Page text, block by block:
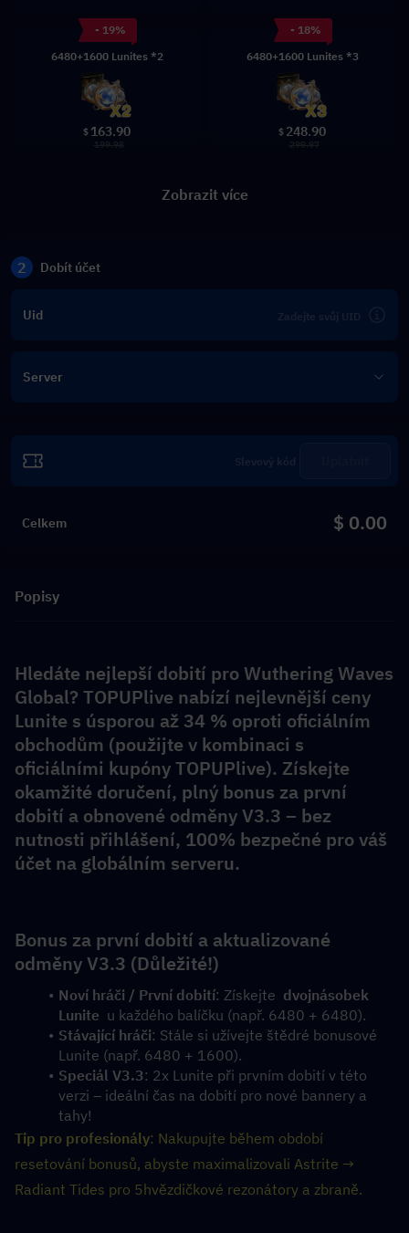
- 19%
6480+1600 Lunites *2
$ 163.90
199.98
- 18%
6480+1600 Lunites *3
$ 248.90
299.97
Zobrazit více
2 Dobít účet
Uid
Server
Celkem $ 0.00
Popisy
Hledáte nejlepší dobití pro Wuthering Waves
Global? TOPUPlive nabízí nejlevnější ceny
Lunite s úsporou až 34 % oproti oficiálním
obchodům (použijte v kombinaci s
oficiálními kupóny TOPUPlive). Získejte
okamžité doručení, plný bonus za první
dobití a obnovené odměny V3.3 – bez
nutnosti přihlášení, 100% bezpečné pro váš
účet na globálním serveru.
Bonus za první dobití a aktualizované
odměny V3.3 (Důležité!)
Noví hráči / První dobití: Získejte dvojnásobek
Lunite
  u každého balíčku (např. 6480 + 6480).
Stávající hráči: Stále si užívejte štědré bonusové
Lunite (např. 6480 + 1600).
Speciál V3.3: 2x Lunite při prvním dobití v této
verzi – ideální čas na dobití pro nové bannery a
tahy!
Tip pro profesionály: Nakupujte během období
resetování bonusů, abyste maximalizovali Astrite →
Radiant Tides pro 5hvězdičkové rezonátory a zbraně.